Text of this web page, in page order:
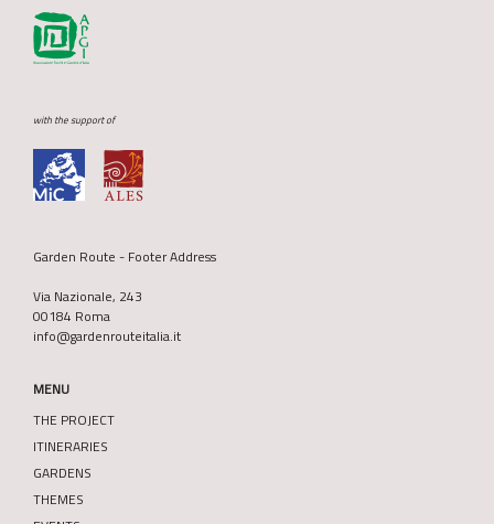
with the support of
Garden Route - Footer Address
Via Nazionale, 243
00184 Roma
info@gardenrouteitalia.it
MENU
THE PROJECT
ITINERARIES
GARDENS
THEMES